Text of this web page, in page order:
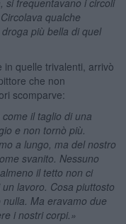
qualche
più bella di quel
in quelle trivalenti, arrivò
che non
scomparve:
il taglio di una
e non tornò più.
a lungo, ma del nostro
svanito. Nessuno
il tetto non ci
lavoro. Cosa piuttosto
Ma eravamo due
i nostri corpi.»